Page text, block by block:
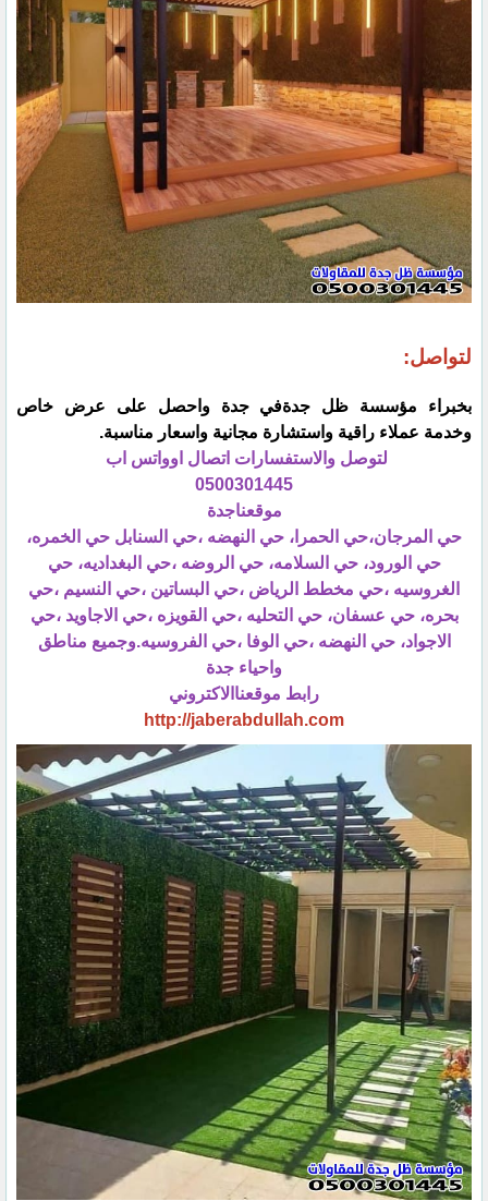
لتواصل:
بخبراء مؤسسة ظل جدةفي جدة واحصل على عرض خاص
وخدمة عملاء راقية واستشارة مجانية واسعار مناسبة.
لتوصل والاستفسارات اتصال اوواتس اب
0500301445
موقعناجدة
حي المرجان،حي الحمرا، حي النهضه ،حي السنابل حي الخمره،
حي الورود، حي السلامه، حي الروضه ،حي البغداديه، حي
الغروسيه ،حي مخطط الرياض ،حي البساتين ،حي النسيم ،حي
بحره، حي عسفان، حي التحليه ،حي القويزه ،حي الاجاويد ،حي
الاجواد، حي النهضه ،حي الوفا ،حي الفروسيه.وجميع مناطق
واحياء جدة
رابط موقعناالاكتروني
http://jaberabdullah.com